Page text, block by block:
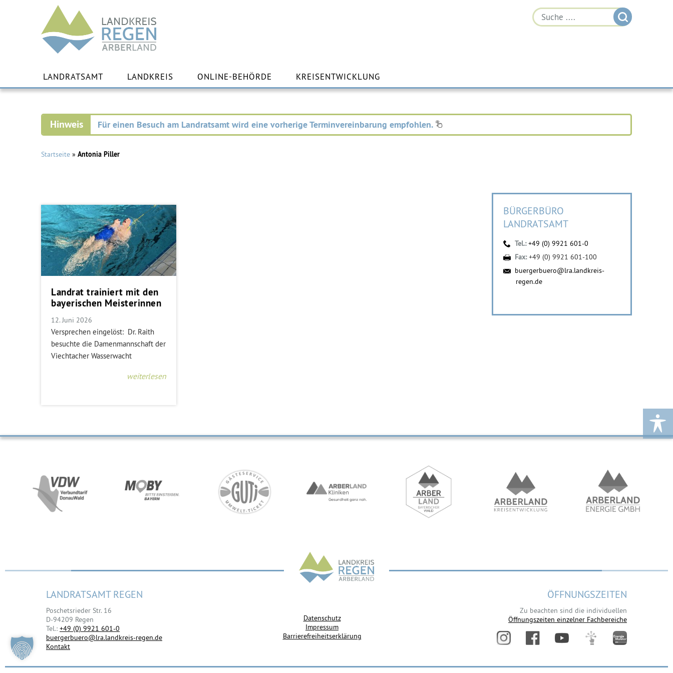
Landkreis
Regen
Inhalt
springen
LANDRATSAMT LANDKREIS ONLINE-BEHÖRDE KREISENTWICKLUNG
Für einen Besuch am Landratsamt wird eine vorherige Terminvereinbarung empfohlen.
Startseite » Antonia Piller
Landrat trainiert mit den
bayerischen Meisterinnen
12. Juni 2026
Versprechen eingelöst: Dr. Raith
besuchte die Damenmannschaft der
Viechtacher Wasserwacht
weiterlesen
BÜRGERBÜRO
LANDRATSAMT
Tel.:+49 (0) 9921 601-0
Fax:+49 (0) 9921 601-100
buergerbuero@lra.landkreis-
regen.de
LANDRATSAMT REGEN
Poschetsrieder Str. 16
D-94209 Regen
Tel.: +49 (0) 9921 601-0
buergerbuero@lra.landkreis-regen.de
Kontakt
Datenschutz
Impressum
Barrierefreiheitserklärung
ÖFFNUNGSZEITEN
Zu beachten sind die individuellen
Öffnungszeiten einzelner Fachbereiche